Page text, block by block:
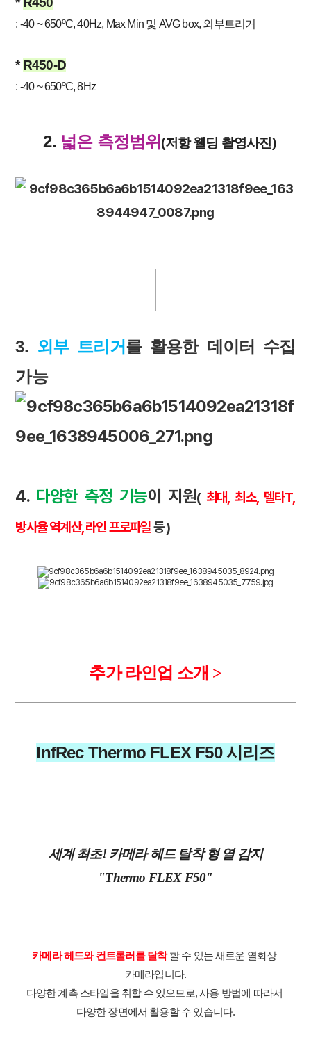
: -40 ~ 650ºC, 40Hz, Max Min 및 AVG box, 외부트리거
*R450-D
: -40 ~ 650ºC, 8Hz
2. 넓은 측정범위 (저항 웰딩 촬영사진)
3. 외부 트리거를 활용한 데이터 수집
가능
4. 다양한 측정 기능이 지원( 최대, 최소, 델타T,
방사율 역계산, 라인 프로파일등 )
추가 라인업 소개 >
InfRec Thermo FLEX F50 시리즈
세계 최초! 카메라 헤드 탈착 형 열 감지
"Thermo FLEX F50"
카메라 헤드와 컨트롤러를 탈착 할 수 있는 새로운 열화상
카메라입니다.
다양한 계측 스타일을 취할 수 있으므로, 사용 방법에 따라서
다양한 장면에서 활용할 수 있습니다.